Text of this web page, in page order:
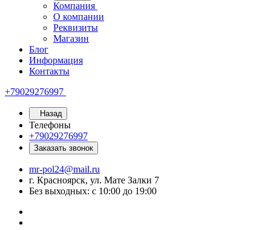
Компания
О компании
Реквизиты
Магазин
Блог
Информация
Контакты
+79029276997
Назад
Телефоны
+79029276997
Заказать звонок
mr-pol24@mail.ru
г. Красноярск, ул. Мате Залки 7
Без выходных: с 10:00 до 19:00